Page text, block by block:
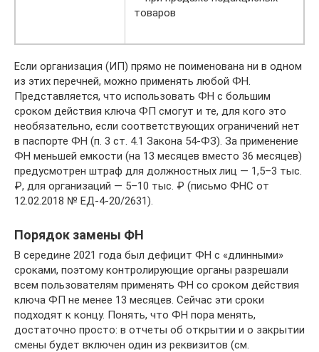
товаров
Если организация (ИП) прямо не поименована ни в одном
из этих перечней, можно применять любой ФН.
Представляется, что использовать ФН с большим
сроком действия ключа ФП смогут и те, для кого это
необязательно, если соответствующих ограничений нет
в паспорте ФН (п. 3 ст. 4.1 Закона 54-ФЗ). За применение
ФН меньшей емкости (на 13 месяцев вместо 36 месяцев)
предусмотрен штраф для должностных лиц — 1,5–3 тыс.
₽, для организаций — 5–10 тыс. ₽ (письмо ФНС от
12.02.2018 № ЕД-4-20/2631).
Порядок замены ФН
В середине 2021 года был дефицит ФН с «длинными»
сроками, поэтому контролирующие органы разрешали
всем пользователям применять ФН со сроком действия
ключа ФП не менее 13 месяцев. Сейчас эти сроки
подходят к концу. Понять, что ФН пора менять,
достаточно просто: в отчеты об открытии и о закрытии
смены будет включен один из реквизитов (см.